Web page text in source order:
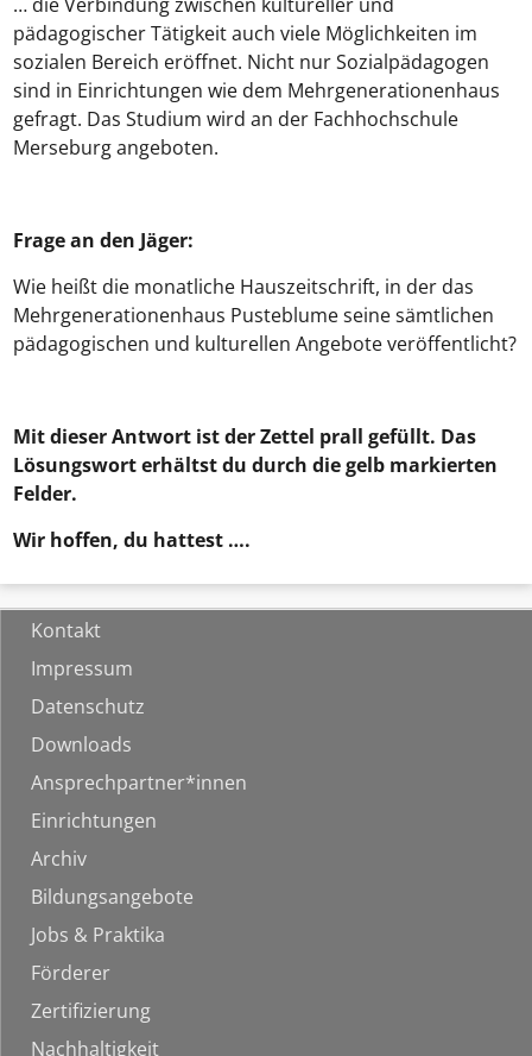
… die Verbindung zwischen kultureller und
pädagogischer Tätigkeit auch viele Möglichkeiten im
sozialen Bereich eröffnet. Nicht nur Sozialpädagogen
sind in Einrichtungen wie dem Mehrgenerationenhaus
gefragt. Das Studium wird an der Fachhochschule
Merseburg angeboten.
Frage an den Jäger:
Wie heißt die monatliche Hauszeitschrift, in der das
Mehrgenerationenhaus Pusteblume seine sämtlichen
pädagogischen und kulturellen Angebote veröffentlicht?
Mit dieser Antwort ist der Zettel prall gefüllt. Das
Lösungswort erhältst du durch die gelb markierten
Felder.
Wir hoffen, du hattest ….
Kontakt
Impressum
Datenschutz
Downloads
Ansprechpartner*innen
Einrichtungen
Archiv
Bildungsangebote
Jobs & Praktika
Förderer
Zertifizierung
Nachhaltigkeit